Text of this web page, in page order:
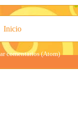
Inicio
comentarios (Atom)